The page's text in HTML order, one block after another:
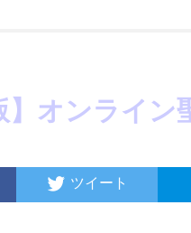
】オンライ
ツイート